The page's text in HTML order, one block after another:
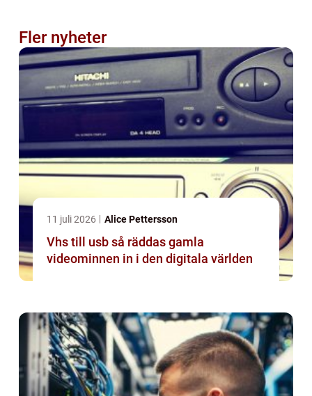
Fler nyheter
11 juli 2026 Alice Pettersson
Vhs till usb så räddas gamla
videominnen in i den digitala världen